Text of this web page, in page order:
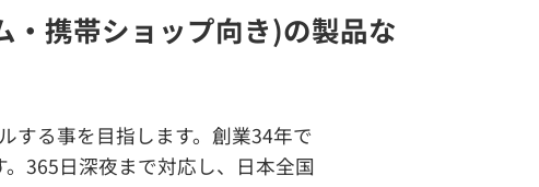
・携帯ショップ向き)の製品な
する事を目指します。創業34年で
365日深夜まで対応し、日本全国